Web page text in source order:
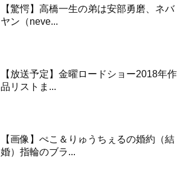
【驚愕】高橋一生の弟は安部勇磨、ネバ
ヤン（neve...
【放送予定】金曜ロードショー2018年作
品リストま...
【画像】ぺこ＆りゅうちぇるの婚約（結
婚）指輪のブラ...